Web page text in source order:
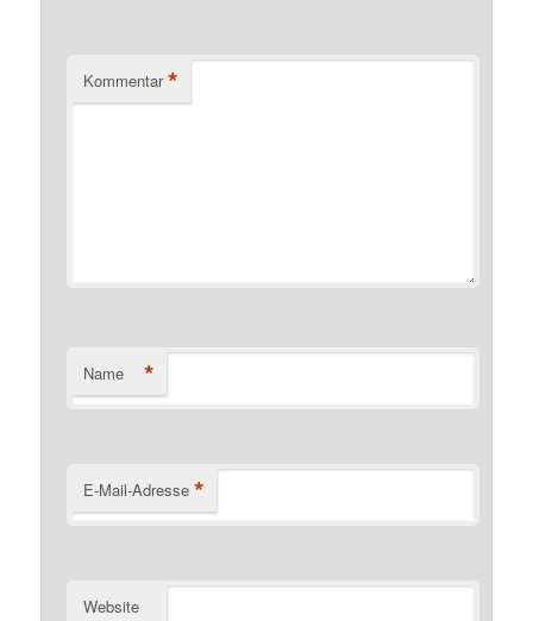
Kommentar *
Name *
E-Mail-Adresse *
Website